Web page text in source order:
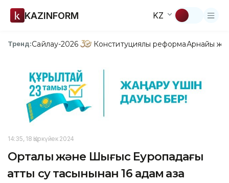
KAZINFORM KZ
Тренд:Сайлау-2026 Конституциялық реформаАрнайы
14:35, 18 Қыркүйек 2024
Орталық және Шығыс Еуропадағы
қатты су тасқынынан 16 адам қаза